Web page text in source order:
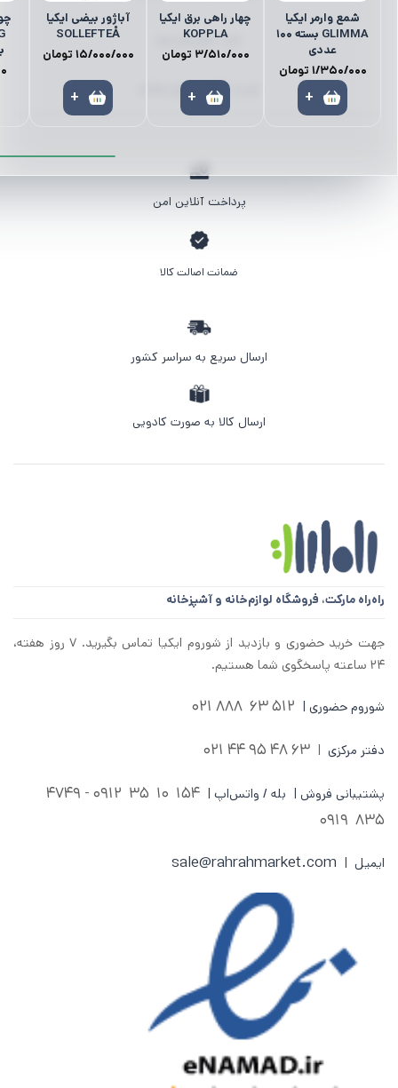
شمع وارمر ایکیا
GLIMMA بسته 100
عددی
1/350/000 تومان
+
چهار راهی برق ایکیا
KOPPLA
3/510/000 تومان
+
آباژور بیضی ایکیا
SOLLEFTEÅ
15/000/000 تومان
+
کمد | نظم‌دهنده‌ها
لوستر | آباژور | چراغ مطالعه
پرداخت آنلاین امن
ضمانت اصالت کالا
ارسال سریع به سراسر کشور
ارسال کالا به صورت کادویی
راه‌راه مارکت، فروشگاه لوازم‌خانه و آشپزخانه
جهت خرید حضوری و بازدید از شوروم ایکیا تماس بگیرید. ۷ روز هفته،
۲۴ ساعته پاسخگوی شما هستیم.
شوروم حضوری | 512 63 888 021
دفتر مرکزی |
63 48 95 44 021
پشتیبانی فروش | بله / واتس‌اپ | 154 10 35
835 0919
ایمیل | sale@rahrahmarket.com